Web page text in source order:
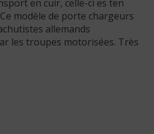
en cuir, celle-ci es ten
modèle de porte chargeurs
allemands
les troupes motorisées. Très